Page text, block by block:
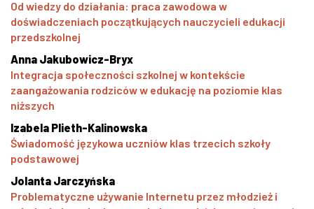
Od wiedzy do działania: praca zawodowa w
doświadczeniach początkujących nauczycieli edukacji
przedszkolnej
Anna Jakubowicz-Bryx
Integracja społeczności szkolnej w kontekście
zaangażowania rodziców w edukację na poziomie klas
niższych
Izabela Plieth-Kalinowska
Świadomość językowa uczniów klas trzecich szkoły
podstawowej
Jolanta Jarczyńska
Problematyczne używanie Internetu przez młodzież i